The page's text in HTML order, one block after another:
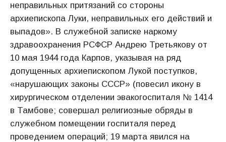
неправильных притязаний со стороны
архиепископа Луки, неправильных его действий и
выпадов». В служебной записке наркому
здравоохранения РСФСР Андрею Третьякову от
10 мая 1944 года Карпов, указывая на ряд
допущенных архиепископом Лукой поступков,
«нарушающих законы СССР» (повесил икону в
хирургическом отделении эвакогоспиталя № 1414
в Тамбове; совершал религиозные обряды в
служебном помещении госпиталя перед
проведением операций; 19 марта явился на